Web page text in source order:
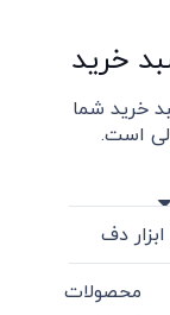
خرید
خرید شما
است.
ابزار دف
محصولات